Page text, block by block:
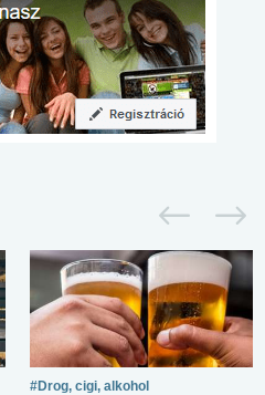
#Drog, cigi, alkohol